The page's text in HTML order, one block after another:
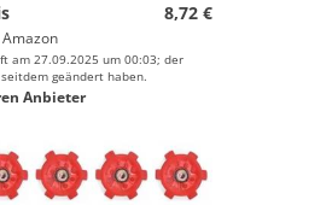
8,72 €
Amazon
am 27.09.2025 um 00:03; der
geändert haben.
Anbieter